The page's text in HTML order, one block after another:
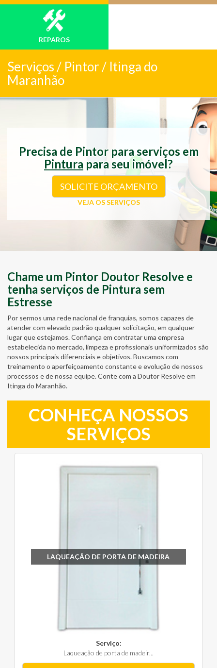
REPAROS
Serviços / Pintor / Itinga do
Maranhão
Precisa de Pintor para serviços em
Pintura para seu imóvel?
SOLICITE ORÇAMENTO
VEJA OS SERVIÇOS
Chame um Pintor Doutor Resolve e
tenha serviços de Pintura sem
Estresse
Por sermos uma rede nacional de franquias, somos capazes de
atender com elevado padrão qualquer solicitação, em qualquer
lugar que estejamos. Confiança em contratar uma empresa
estabelecida no mercado, limpeza e profissionais uniformizados são
nossos principais diferenciais e objetivos. Buscamos com
treinamento o aperfeiçoamento constante e evolução de nossos
processos e de nossa equipe. Conte com a Doutor Resolve em
Itinga do Maranhão.
CONHEÇA NOSSOS
SERVIÇOS
LAQUEAÇÃO DE PORTA DE MADEIRA
Serviço:
Laqueação de porta de madeir...